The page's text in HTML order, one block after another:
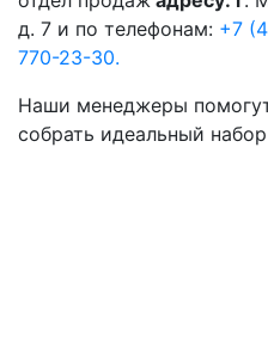
д. 7 и по телефонам: +7
770-23-30.
Наши менеджеры
собрать идеальный